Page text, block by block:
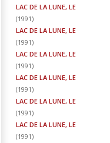
LAC DE LA LUNE, LE
(1991)
LAC DE LA LUNE, LE
(1991)
LAC DE LA LUNE, LE
(1991)
LAC DE LA LUNE, LE
(1991)
LAC DE LA LUNE, LE
(1991)
LAC DE LA LUNE, LE
(1991)